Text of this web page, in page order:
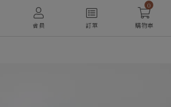
會員 訂單
0
購物車